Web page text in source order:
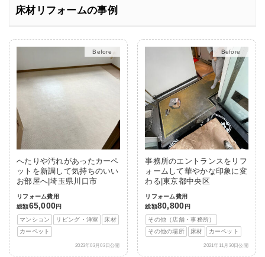
床材リフォームの事例
Before
After
へたりや汚れがあったカーペ
ットを新調して気持ちのいい
お部屋へ|埼玉県川口市
リフォーム費用
総額65,000円
マンション
リビング・洋室
床材
カーペット
2023年03月03日公開
Before
After
事務所のエントランスをリフ
ォームして華やかな印象に変
わる|東京都中央区
リフォーム費用
総額80,800 円
その他（店舗・事務所）
その他の場所
床材 カーペット
2021年11月30日公開